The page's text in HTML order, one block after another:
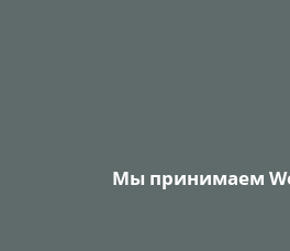
Мы принимаем